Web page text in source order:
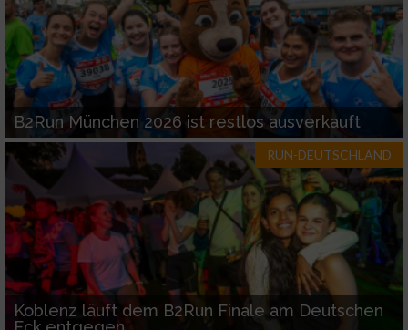
B2Run München 2026 ist restlos ausverkauft
RUN-DEUTSCHLAND
Koblenz läuft dem B2Run Finale am Deutschen